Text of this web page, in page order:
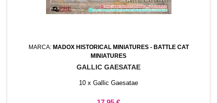
MARCA: MADOX HISTORICAL MINIATURES - BATTLE CAT
MINIATURES
GALLIC GAESATAE
10 x Gallic Gaesatae